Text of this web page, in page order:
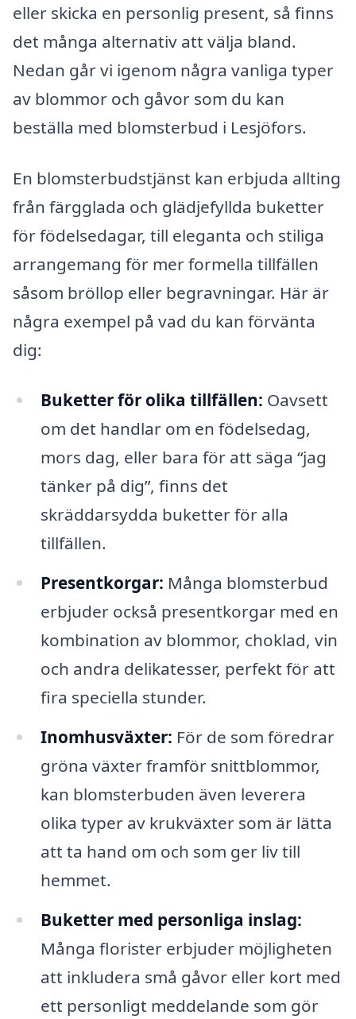
eller skicka en personlig present, så finns
det många alternativ att välja bland.
Nedan går vi igenom några vanliga typer
av blommor och gåvor som du kan
beställa med blomsterbud i Lesjöfors.
En blomsterbudstjänst kan erbjuda allting
från färgglada och glädjefyllda buketter
för födelsedagar, till eleganta och stiliga
arrangemang för mer formella tillfällen
såsom bröllop eller begravningar. Här är
några exempel på vad du kan förvänta
dig:
Buketter för olika tillfällen: Oavsett
om det handlar om en födelsedag,
mors dag, eller bara för att säga “jag
tänker på dig”, finns det
skräddarsydda buketter för alla
tillfällen.
Presentkorgar: Många blomsterbud
erbjuder också presentkorgar med en
kombination av blommor, choklad, vin
och andra delikatesser, perfekt för att
fira speciella stunder.
Inomhusväxter: För de som föredrar
gröna växter framför snittblommor,
kan blomsterbuden även leverera
olika typer av krukväxter som är lätta
att ta hand om och som ger liv till
hemmet.
Buketter med personliga inslag:
Många florister erbjuder möjligheten
att inkludera små gåvor eller kort med
ett personligt meddelande som gör